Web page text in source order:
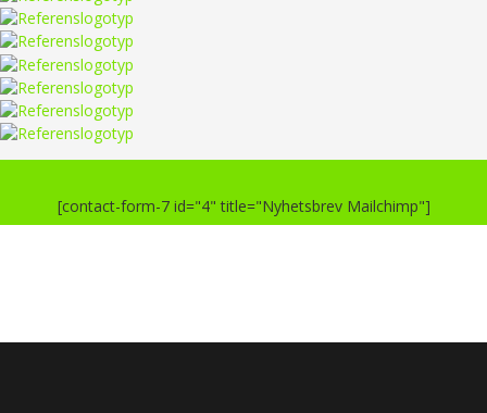
[contact-form-7 id="4" title="Nyhetsbrev Mailchimp"]